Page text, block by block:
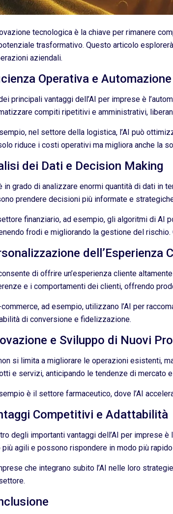
tecnologica è la chiave per rimanere
trasformativo. Questo articolo
aziendali.
Operativa e Automazione
principali vantaggi dell’AI per imprese è
compiti ripetitivi e amministrativi,
nel settore della logistica, l’AI può
riduce i costi operativi ma migliora anche la
dei Dati e Decision Making
in grado di analizzare enormi quantità di dati
prendere decisioni più informate e
finanziario, ad esempio, gli algoritmi di AI
frodi e migliorando la gestione del
dell’Esperienza
di offrire un’esperienza cliente
e i comportamenti dei clienti, offrendo
ad esempio, utilizzano l’AI per
di conversione e fidelizzazione.
e Sviluppo di Nuovi
si limita a migliorare le operazioni esistenti,
e servizi, anticipando le tendenze di mercato
è il settore farmaceutico, dove l’AI
Competitivi e Adattabilità
degli importanti vantaggi dell’AI per imprese
più agili e possono rispondere in modo più
che integrano subito l’AI nelle loro